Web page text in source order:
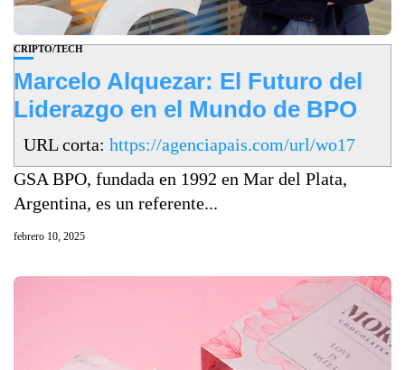
CRIPTO/TECH
Marcelo Alquezar: El Futuro del
Liderazgo en el Mundo de BPO
URL corta: https://agenciapais.com/url/wo17
GSA BPO, fundada en 1992 en Mar del Plata,
Argentina, es un referente...
febrero 10, 2025